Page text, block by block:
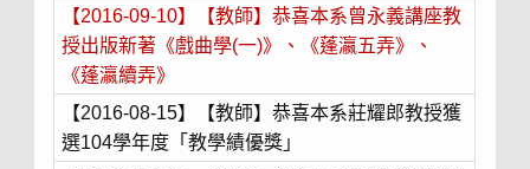
【2016-09-10】【教師】恭喜本系曾永義講座教
授出版新著《戲曲學(一)》、《蓬瀛五弄》、
《蓬瀛續弄》
【2016-08-15】【教師】恭喜本系莊耀郎教授獲
選104學年度「教學績優獎」